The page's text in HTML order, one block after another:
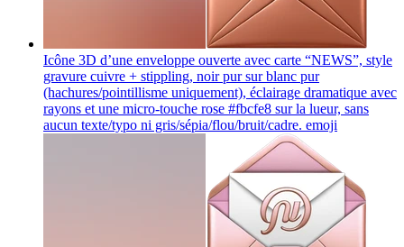
Icône 3D d’une enveloppe ouverte avec carte “NEWS”, style
gravure cuivre + stippling, noir pur sur blanc pur
(hachures/pointillisme uniquement), éclairage dramatique avec
rayons et une micro-touche rose #fbcfe8 sur la lueur, sans
aucun texte/typo ni gris/sépia/flou/bruit/cadre. emoji